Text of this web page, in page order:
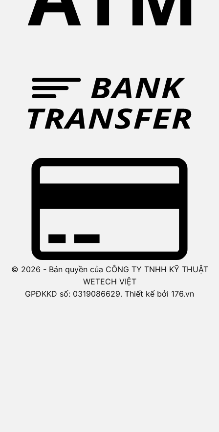
© 2026 - Bản quyền của CÔNG TY TNHH KỸ THUẬT
WETECH VIỆT
GPĐKKD số: 0319086629. Thiết kế bởi 176.vn